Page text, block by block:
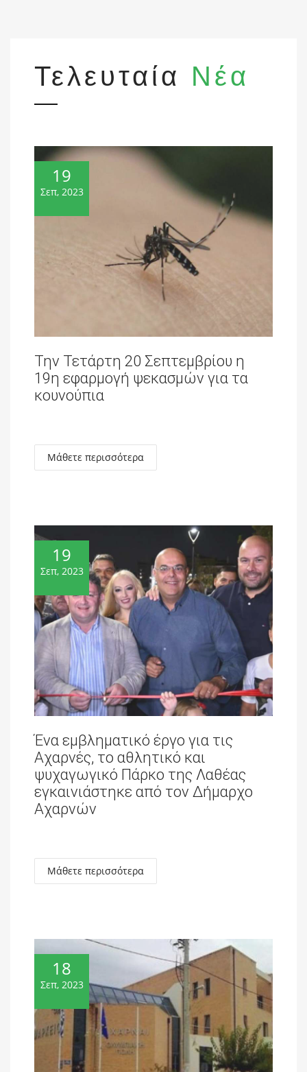
Τελευταία Νέα
19
Σεπ, 2023
Την Τετάρτη 20 Σεπτεμβρίου η
19η εφαρμογή ψεκασμών για τα
κουνούπια
Μάθετε περισσότερα
19
Σεπ, 2023
Ένα εμβληματικό έργο για τις
Αχαρνές, το αθλητικό και
ψυχαγωγικό Πάρκο της Λαθέας
εγκαινιάστηκε από τον Δήμαρχο
Αχαρνών
Μάθετε περισσότερα
18
Σεπ, 2023